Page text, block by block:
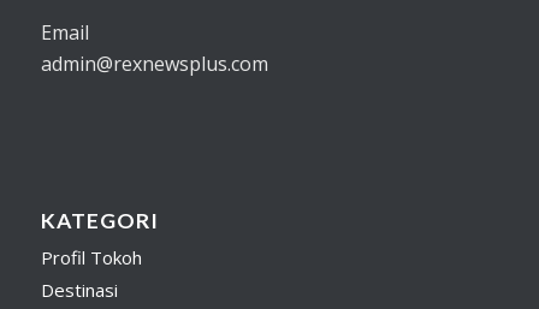
Email
admin@rexnewsplus.com
KATEGORI
Profil Tokoh
Destinasi